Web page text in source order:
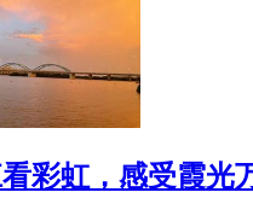
彩虹，感受霞光